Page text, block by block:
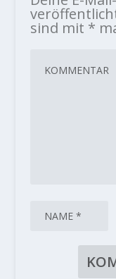
sind mit *